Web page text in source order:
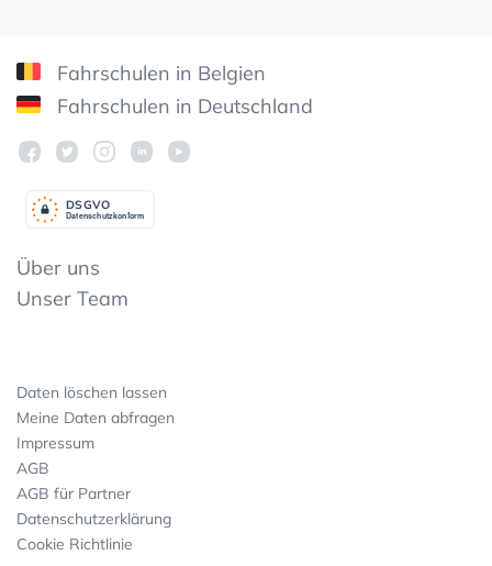
Fahrschulen in Belgien
Fahrschulen in Deutschland
Datenschutzkonform
DSGVO
Über uns
Unser Team
Daten löschen lassen
Meine Daten abfragen
Impressum
AGB
AGB für Partner
Datenschutzerklärung
Cookie Richtlinie